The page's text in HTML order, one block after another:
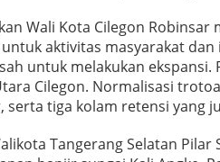
Wali Kota Cilegon
aktivitas masyarakat
untuk melakukan ekspansi.
Cilegon. Normalisasi
serta tiga kolam retensi yang
Tangerang Selatan